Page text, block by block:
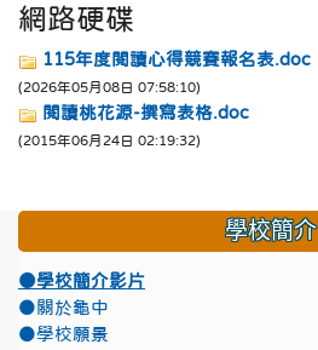
網路硬碟
115年度閱讀心得競賽報名表.doc
(2026年05月08日 07:58:10)
閱讀桃花源-撰寫表格.doc
(2015年06月24日 02:19:32)
學校簡介
●學校簡介影片
●關於龜中
●學校願景